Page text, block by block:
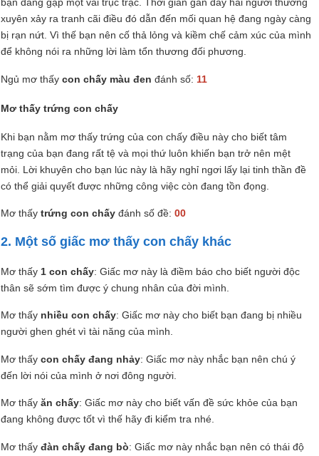
xuyên xảy ra tranh cãi điều đó dẫn đến mối quan hệ đang ngày càng
bị rạn nứt. Vì thế bạn nên cố thả lỏng và kiềm chế cảm xúc của mình
để không nói ra những lời làm tổn thương đối phương.
Ngủ mơ thấy con chấy màu đen đánh số: 11
Mơ thấy trứng con chấy
Khi bạn nằm mơ thấy trứng của con chấy điều này cho biết tâm
trạng của bạn đang rất tệ và mọi thứ luôn khiến bạn trở nên mệt
mỏi. Lời khuyên cho bạn lúc này là hãy nghỉ ngơi lấy lại tinh thần đề
có thể giải quyết được những công việc còn đang tồn đọng.
Mơ thấy trứng con chấy đánh số đề: 00
2. Một số giấc mơ thấy con chấy khác
Mơ thấy 1 con chấy: Giấc mơ này là điềm báo cho biết người độc
thân sẽ sớm tìm được ý chung nhân của đời mình.
Mơ thấy nhiều con chấy: Giấc mơ này cho biết bạn đang bị nhiều
người ghen ghét vì tài năng của mình.
Mơ thấy con chấy đang nhảy: Giấc mơ này nhắc bạn nên chú ý
đến lời nói của mình ở nơi đông người.
Mơ thấy ăn chấy: Giấc mơ này cho biết vấn đề sức khỏe của bạn
đang không được tốt vì thế hãy đi kiểm tra nhé.
Mơ thấy đàn chấy đang bò: Giấc mơ này nhắc bạn nên có thái độ